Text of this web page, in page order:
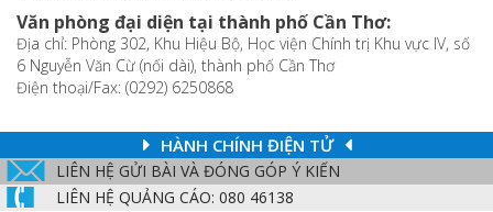
Văn phòng đại diện tại thành phố Cần Thơ:
Địa chỉ: Phòng 302, Khu Hiệu Bộ, Học viện Chính trị Khu vực IV, số
6 Nguyễn Văn Cừ (nối dài), thành phố Cần Thơ
Điện thoại/Fax: (0292) 6250868
HÀNH CHÍNH ĐIỆN TỬ
LIÊN HỆ GỬI BÀI VÀ ĐÓNG GÓP Ý KIẾN
LIÊN HỆ QUẢNG CÁO: 080 46138